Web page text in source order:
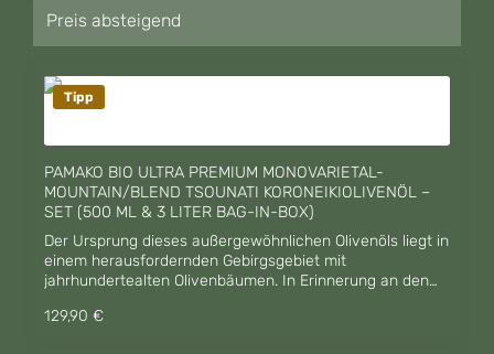
Tipp
PAMAKO BIO ULTRA PREMIUM MONOVARIETAL-
MOUNTAIN/BLEND TSOUNATI KORONEIKIOLIVENÖL –
SET (500 ML & 3 LITER BAG-IN-BOX)
Der Ursprung dieses außergewöhnlichen Olivenöls liegt in
einem herausfordernden Gebirgsgebiet mit
jahrhundertealten Olivenbäumen. In Erinnerung an den
werden euch mit ihren Früchten reichlich belohnen“ –
Regulärer Preis:
129,90 €